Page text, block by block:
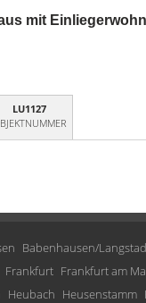
mit
LU1127
Babenhausen/
Frankfurt Frankfurt am
Heubach Heusenstamm